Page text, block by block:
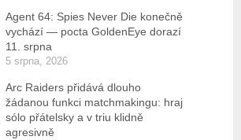
Agent 64: Spies Never Die konečně
vychází — pocta GoldenEye dorazí
11. srpna
5 srpna, 2026
Arc Raiders přidává dlouho
žádanou funkci matchmakingu: hraj
sólo přátelsky a v triu klidně
agresivně